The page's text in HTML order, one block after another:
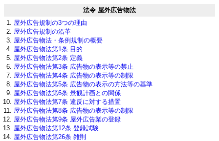
法令 屋外広告物法
屋外広告規制の3つの理由
屋外広告規制の沿革
屋外広告物法・条例規制の概要
屋外広告物法第1条 目的
屋外広告物法第2条 定義
屋外広告物法第3条 広告物の表示等の禁止
屋外広告物法第4条 広告物の表示等の制限
屋外広告物法第5条 広告物の表示の方法等の基準
屋外広告物法第6条 景観計画との関係
屋外広告物法第7条 違反に対する措置
屋外広告物法第8条 広告物の表示等の制限
屋外広告物法第9条 屋外広告業の登録
屋外広告物法第12条 登録試験
屋外広告物法第26条 雑則